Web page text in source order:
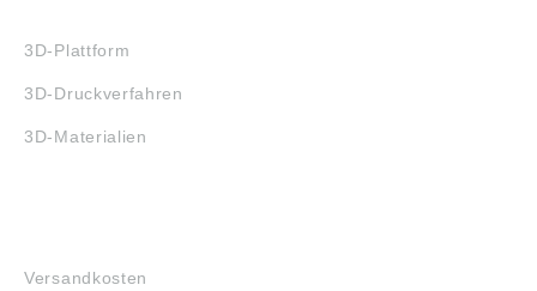
3D-Plattform
3D-Druckverfahren
3D-Materialien
Versandkosten